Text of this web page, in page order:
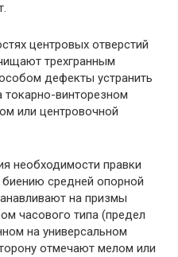
центровых отверстий
трехгранным
дефекты устранить
токарно-винторезном
или центровочной
необходимости правки
средней опорной
на призмы
часового типа (предел
на универсальном
отмечают мелом или